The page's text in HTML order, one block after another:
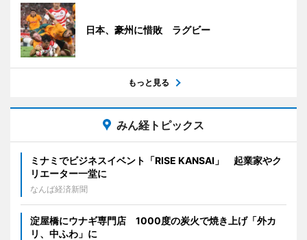
日本、豪州に惜敗 ラグビー
もっと見る
みん経トピックス
ミナミでビジネスイベント「RISE KANSAI」 起業家やク
リエーター一堂に
なんば経済新聞
淀屋橋にウナギ専門店 1000度の炭火で焼き上げ「外カ
リ、中ふわ」に